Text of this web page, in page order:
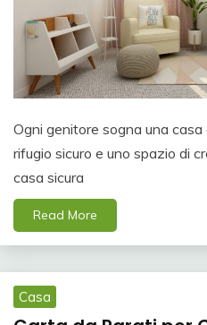
Ogni genitore sogna una
rifugio sicuro e uno spazio di
casa sicura
Read More
Casa